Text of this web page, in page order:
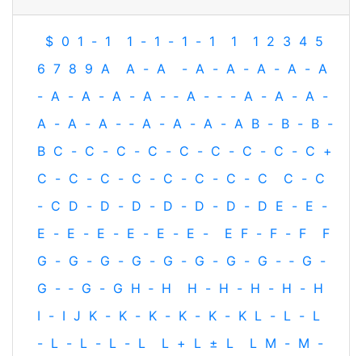
$ 0 1 - 1 1 - 1 - 1 - 1 1 1 2 3 4 5
6 7 8 9 A A - A - A - A - A - A - A
- A - A - A - A - ‐ A - ‐ - A - A - A -
A - A - A - ‐ A - A - A - A B - B - B -
B C - C - C - C - C - C - C - C - C +
C - C - C - C - C - C - C - C C - C
- C D - D - D - D - D - D - D E - E -
E - E - E - E - E - E - E F - F - F
F
G - G - G - G - G - G - G - G - ‐ G -
G - ‐ G - G H ‐ H H - H - H - H - H
I - I J K - K - K - K - K - K L - L - L
- L - L - L - L L + L ± L L M - M -